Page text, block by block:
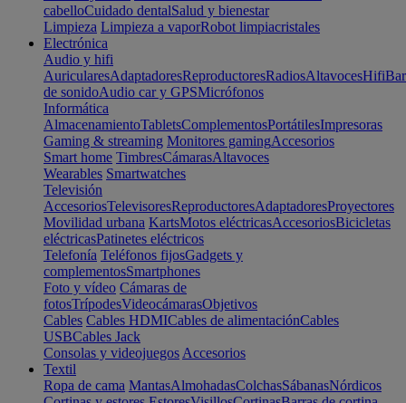
cabelloCuidado dentalSalud y bienestar
Limpieza Limpieza a vaporRobot limpiacristales
Electrónica
Audio y hifi
AuricularesAdaptadoresReproductoresRadiosAltavocesHifi
de sonidoAudio car y GPSMicrófonos
Informática
AlmacenamientoTabletsComplementosPortátilesImpresoras
Gaming & streaming Monitores gamingAccesorios
Smart home TimbresCámarasAltavoces
Wearables Smartwatches
Televisión
AccesoriosTelevisoresReproductoresAdaptadoresProyectores
Movilidad urbana KartsMotos eléctricasAccesoriosBicicletas
eléctricasPatinetes eléctricos
Telefonía Teléfonos fijosGadgets y
complementosSmartphones
Foto y vídeo Cámaras de
fotosTrípodesVideocámarasObjetivos
Cables Cables HDMICables de alimentaciónCables
USBCables Jack
Consolas y videojuegos Accesorios
Textil
Ropa de cama MantasAlmohadasColchasSábanasNórdicos